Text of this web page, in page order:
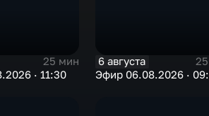
25 мин
· 11:30
6 августа
Эфир 06.08.2026 ·